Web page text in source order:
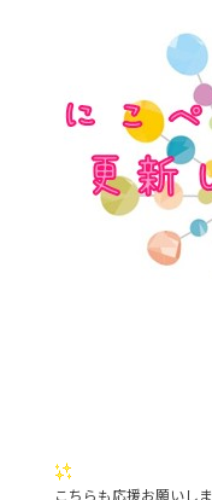
こちらも応援お願いし